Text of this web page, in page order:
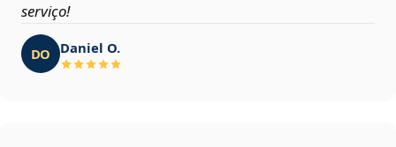
serviço!
DO Daniel O.